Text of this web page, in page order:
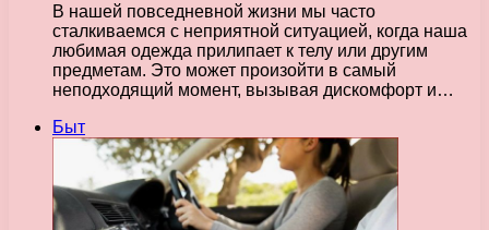
В нашей повседневной жизни мы часто
сталкиваемся с неприятной ситуацией, когда наша
любимая одежда прилипает к телу или другим
предметам. Это может произойти в самый
неподходящий момент, вызывая дискомфорт и…
Быт